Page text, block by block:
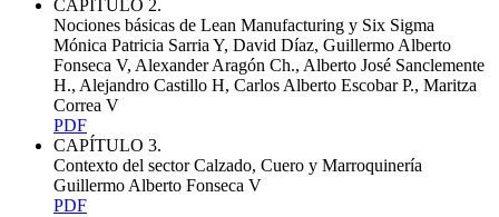
CAPÍTULO 2.
Nociones básicas de Lean Manufacturing y Six Sigma
Mónica Patricia Sarria Y, David Díaz, Guillermo Alberto
Fonseca V, Alexander Aragón Ch., Alberto José Sanclemente
H., Alejandro Castillo H, Carlos Alberto Escobar P., Maritza
Correa V
PDF
CAPÍTULO 3.
Contexto del sector Calzado, Cuero y Marroquinería
Guillermo Alberto Fonseca V
PDF